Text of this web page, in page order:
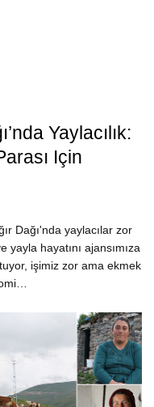
Yaylacılık:
Için
Dağı'nda yaylacılar zor
yayla hayatını ajansımıza
işimiz zor ama ekmek